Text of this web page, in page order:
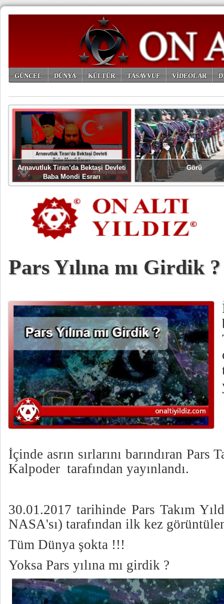
GÜNCEL DÜNYA KÜLTÜR TASAVVUF VİDEOLAR
Arnavutluk Tiran’da Bektaşi Devleti
Baba Mondi Esrarı
Görü
Pars Yılına mı Girdik ?
İçinde asrın sırlarını barındıran Pars
Kalpoder tarafından yayınlandı.
30.01.2017 tarihinde Pars Takım
NASA'sı) tarafından ilk kez
Tüm Dünya şokta !!!
Yoksa Pars yılına mı girdik ?